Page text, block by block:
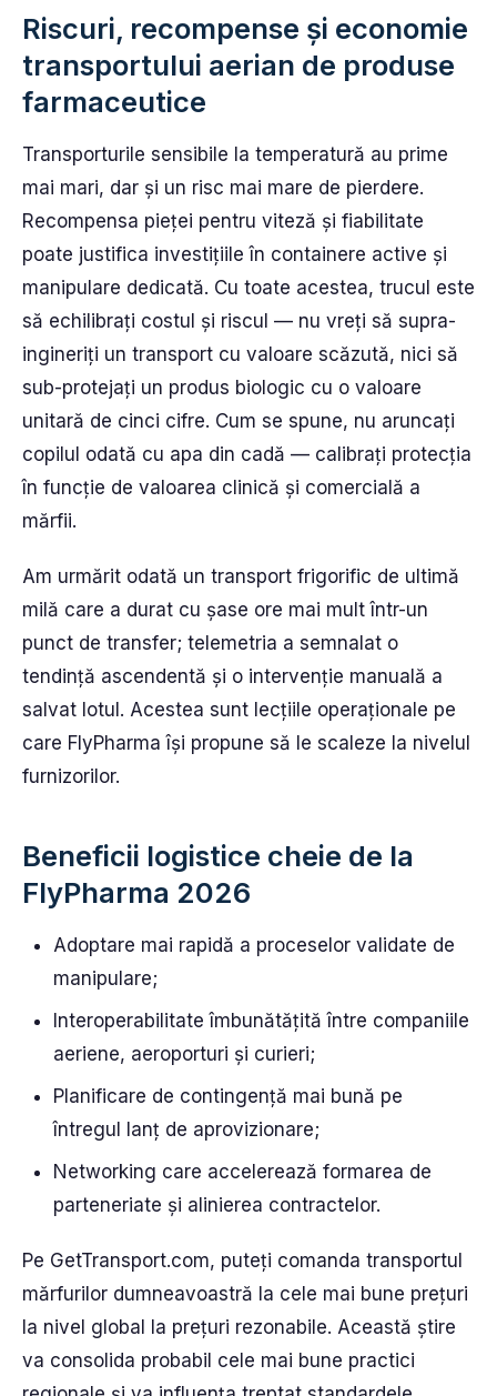
Riscuri, recompense și economie
transportului aerian de produse
farmaceutice
Transporturile sensibile la temperatură au prime
mai mari, dar și un risc mai mare de pierdere.
Recompensa pieței pentru viteză și fiabilitate
poate justifica investițiile în containere active și
manipulare dedicată. Cu toate acestea, trucul este
să echilibrați costul și riscul — nu vreți să supra-
ingineriți un transport cu valoare scăzută, nici să
sub-protejați un produs biologic cu o valoare
unitară de cinci cifre. Cum se spune, nu aruncați
copilul odată cu apa din cadă — calibrați protecția
în funcție de valoarea clinică și comercială a
mărfii.
Am urmărit odată un transport frigorific de ultimă
milă care a durat cu șase ore mai mult într-un
punct de transfer; telemetria a semnalat o
tendință ascendentă și o intervenție manuală a
salvat lotul. Acestea sunt lecțiile operaționale pe
care FlyPharma își propune să le scaleze la nivelul
furnizorilor.
Beneficii logistice cheie de la
FlyPharma 2026
Adoptare mai rapidă a proceselor validate de
manipulare;
Interoperabilitate îmbunătățită între companiile
aeriene, aeroporturi și curieri;
Planificare de contingență mai bună pe
întregul lanț de aprovizionare;
Networking care accelerează formarea de
parteneriate și alinierea contractelor.
Pe GetTransport.com, puteți comanda transportul
mărfurilor dumneavoastră la cele mai bune prețuri
la nivel global la prețuri rezonabile. Această știre
va consolida probabil cele mai bune practici